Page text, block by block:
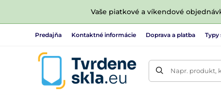
Vaše piatkové a víkendové
Predajňa Kontaktné informácie Doprava a platba Typy
Napr. produkt,